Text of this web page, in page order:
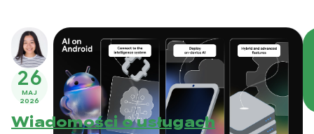
26
MAJ
2026
Wiadomości o usługach